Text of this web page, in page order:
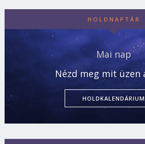
HOLDNAPTÁR
Mai nap
Nézd meg mit üzen
HOLDKALENDÁRIUM